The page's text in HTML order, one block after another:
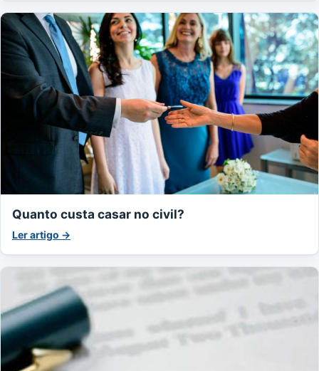
Quanto custa casar no civil?
Ler artigo →